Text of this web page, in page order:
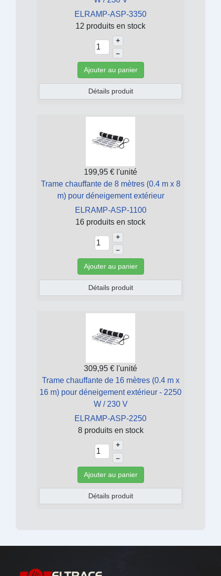
ELRAMP-ASP-3350
12 produits en stock
+
–
Ajouter au panier
Détails produit
199,95 € l'unité
Trame chauffante de 8 mètres (0.4 m x 8
m) pour déneigement extérieur
ELRAMP-ASP-1100
16 produits en stock
+
–
Ajouter au panier
Détails produit
309,95 € l'unité
Trame chauffante de 16 mètres (0.4 m x
16 m) pour déneigement extérieur - 2250
W / 230 V
ELRAMP-ASP-2250
8 produits en stock
+
–
Ajouter au panier
Détails produit